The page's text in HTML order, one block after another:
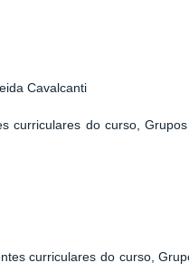
Cavalcanti
curriculares do curso,
curriculares do curso,